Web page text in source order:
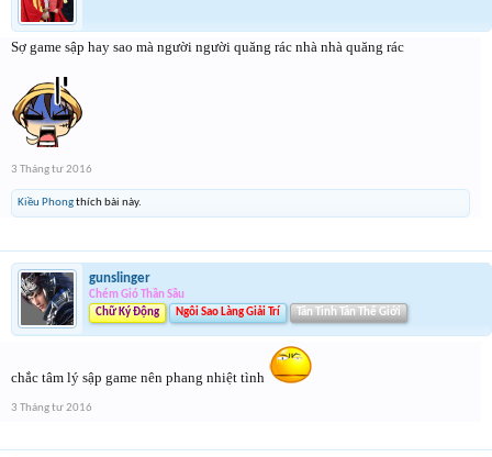
Sợ game sập hay sao mà người người quăng rác nhà nhà quăng rác
3 Tháng tư 2016
Kiều Phongthích bài này.
gunslinger
Chém Gió Thần Sầu
Chữ Ký Động
Ngôi Sao Làng Giải Trí Tân Tinh Tân Thế Giới
chắc tâm lý sập game nên phang nhiệt tình
3 Tháng tư 2016